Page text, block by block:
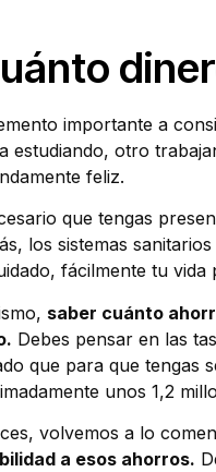
importante a
estudiando, otro
feliz.
que tengas
los sistemas
fácilmente tu
saber cuánto
Debes pensar en las
que para que tengas
unos 1,2
volvemos a lo
a esos ahorros.